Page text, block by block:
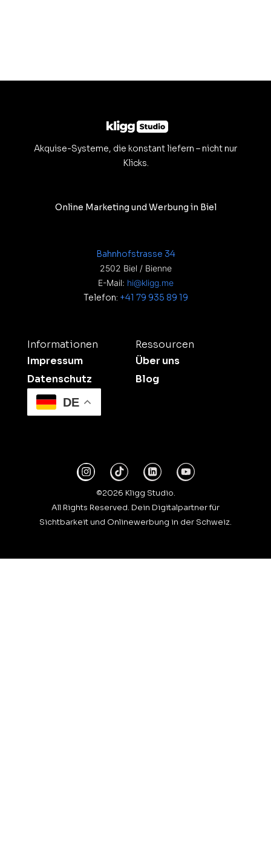
Akquise-Systeme, die konstant liefern – nicht nur
Klicks.
Online Marketing und Werbung in Biel
Bahnhofstrasse 34
2502 Biel / Bienne
E-Mail: hi@kligg.me
Telefon: +41 79 935 89 19
Informationen
Impressum
Datenschutz
Ressourcen
Über uns
Blog
DE
©2026 Kligg Studio.
All Rights Reserved. Dein Digitalpartner für
Sichtbarkeit und Onlinewerbung in der Schweiz.